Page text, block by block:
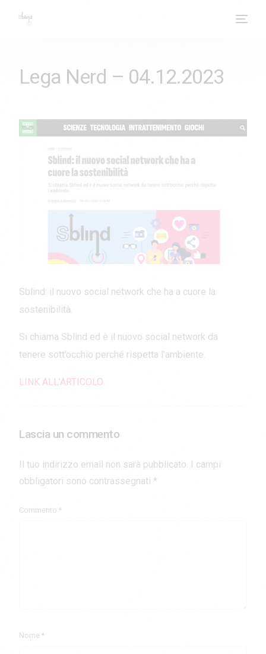
Lega Nerd – 04.12.2023
Sblind: il nuovo social network che ha a cuore la
sostenibilità.
Si chiama Sblind ed è il nuovo social network da
tenere sott’occhio perché rispetta l’ambiente.
LINK ALL’ARTICOLO
Lascia un commento
Il tuo indirizzo email non sarà pubblicato. I campi
obbligatori sono contrassegnati*
Commento*
Nome*